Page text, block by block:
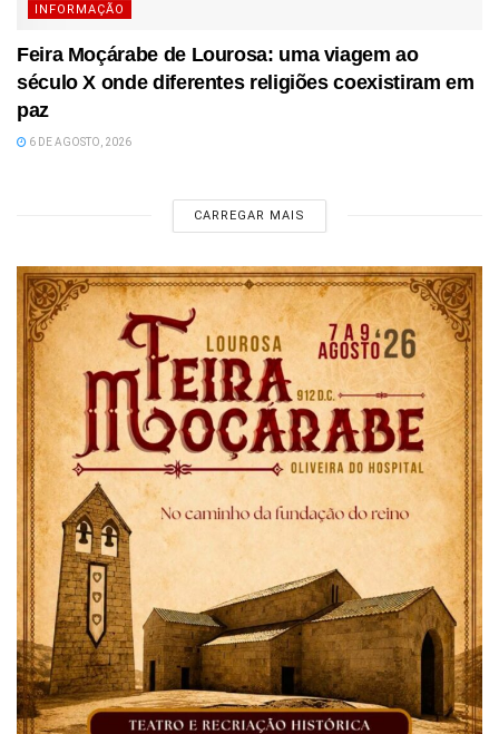
INFORMAÇÃO
Feira Moçárabe de Lourosa: uma viagem ao
século X onde diferentes religiões coexistiram em
paz
6 DE AGOSTO, 2026
CARREGAR MAIS